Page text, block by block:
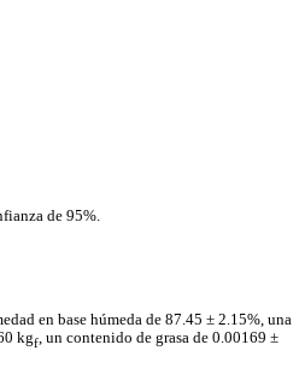
de 95%.
en base húmeda de 87.45 ± 2.15%, una
kgf , un contenido de grasa de 0.00169 ±